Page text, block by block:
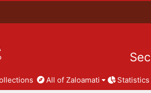
All of Zaloamati Statistics